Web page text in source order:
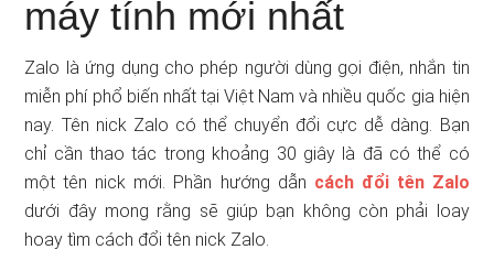
máy tính mới nhất
Zalo là ứng dụng cho phép người dùng gọi điện, nhắn tin
miễn phí phổ biến nhất tại Việt Nam và nhiều quốc gia hiện
nay. Tên nick Zalo có thể chuyển đổi cực dễ dàng. Bạn
chỉ cần thao tác trong khoảng 30 giây là đã có thể có
một tên nick mới. Phần hướng dẫn cách đổi tên Zalo
dưới đây mong rằng sẽ giúp bạn không còn phải loay
hoay tìm cách đổi tên nick Zalo.